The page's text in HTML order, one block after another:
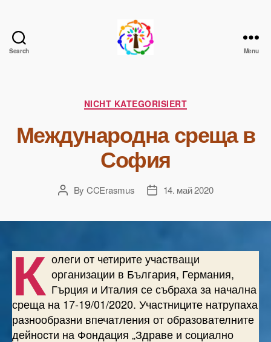
Search
Change
Menu
Categories
NICHT KATEGORISIERT
Международна среща в
София
PostBy CCErasmus
Post14. май 2020
К олеги от четирите участващи
организации в България, Германия,
Гърция и Италия се събраха за начална
среща на 17-19/01/2020. Участниците натрупаха
разнообразни впечатления от образователните
дейности на Фондация „Здраве и социално